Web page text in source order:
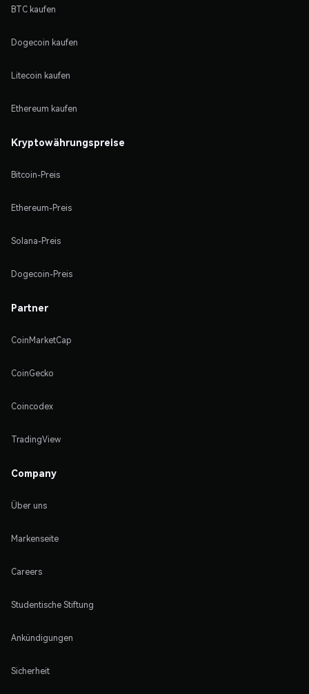
BTC kaufen
Dogecoin kaufen
Litecoin kaufen
Ethereum kaufen
Kryptowährungspreise
Bitcoin-Preis
Ethereum-Preis
Solana-Preis
Dogecoin-Preis
Partner
CoinMarketCap
CoinGecko
Coincodex
TradingView
Company
Über uns
Markenseite
Careers
Studentische Stiftung
Ankündigungen
Sicherheit